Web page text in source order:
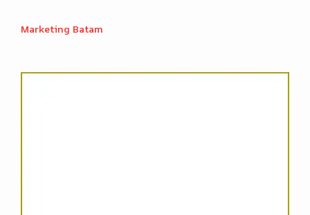
Marketing Batam